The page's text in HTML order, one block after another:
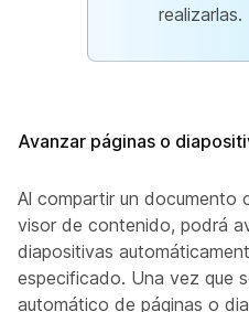
realizarlas.
Avanzar páginas o
Al compartir un documento
visor de contenido, podrá
diapositivas
especificado. Una vez que
automático de páginas o